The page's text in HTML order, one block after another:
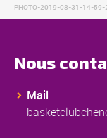
PHOTO-2019-08-31-14-59-
Nous
Mail :